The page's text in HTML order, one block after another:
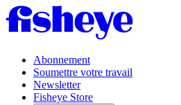
Abonnement
Soumettre votre travail
Newsletter
Fisheye Store